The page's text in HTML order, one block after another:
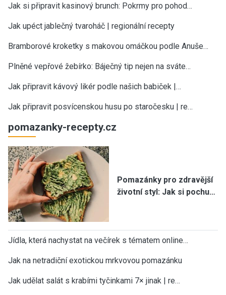
Jak si připravit kasinový brunch: Pokrmy pro pohod…
Jak upéct jablečný tvaroháč | regionální recepty
Bramborové kroketky s makovou omáčkou podle Anuše…
Plněné vepřové žebírko: Báječný tip nejen na sváte…
Jak připravit kávový likér podle našich babiček |…
Jak připravit posvícenskou husu po staročesku | re…
pomazanky-recepty.cz
Pomazánky pro zdravější
životní styl: Jak si pochu…
Jídla, která nachystat na večírek s tématem online…
Jak na netradiční exotickou mrkvovou pomazánku
Jak udělat salát s krabími tyčinkami 7× jinak | re…